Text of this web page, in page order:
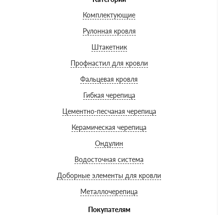
Комплектующие
Рулонная кровля
Штакетник
Профнастил для кровли
Фальцевая кровля
Гибкая черепица
Цементно-песчаная черепица
Керамическая черепица
Ондулин
Водосточная система
Доборные элементы для кровли
Металлочерепица
Покупателям